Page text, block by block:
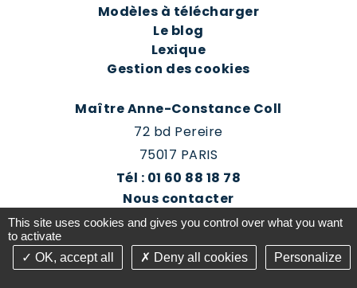
Modèles à télécharger
Le blog
Lexique
Gestion des cookies
Maître Anne-Constance Coll
72 bd Pereire
75017 PARIS
Tél : 01 60 88 18 78
Nous contacter
Prendre rendez-vous
This site uses cookies and gives you control over what you want
to activate
OK, accept all
Deny all cookies Personalize